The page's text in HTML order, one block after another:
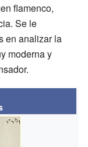
flamenco,
Se le
en analizar la
moderna y